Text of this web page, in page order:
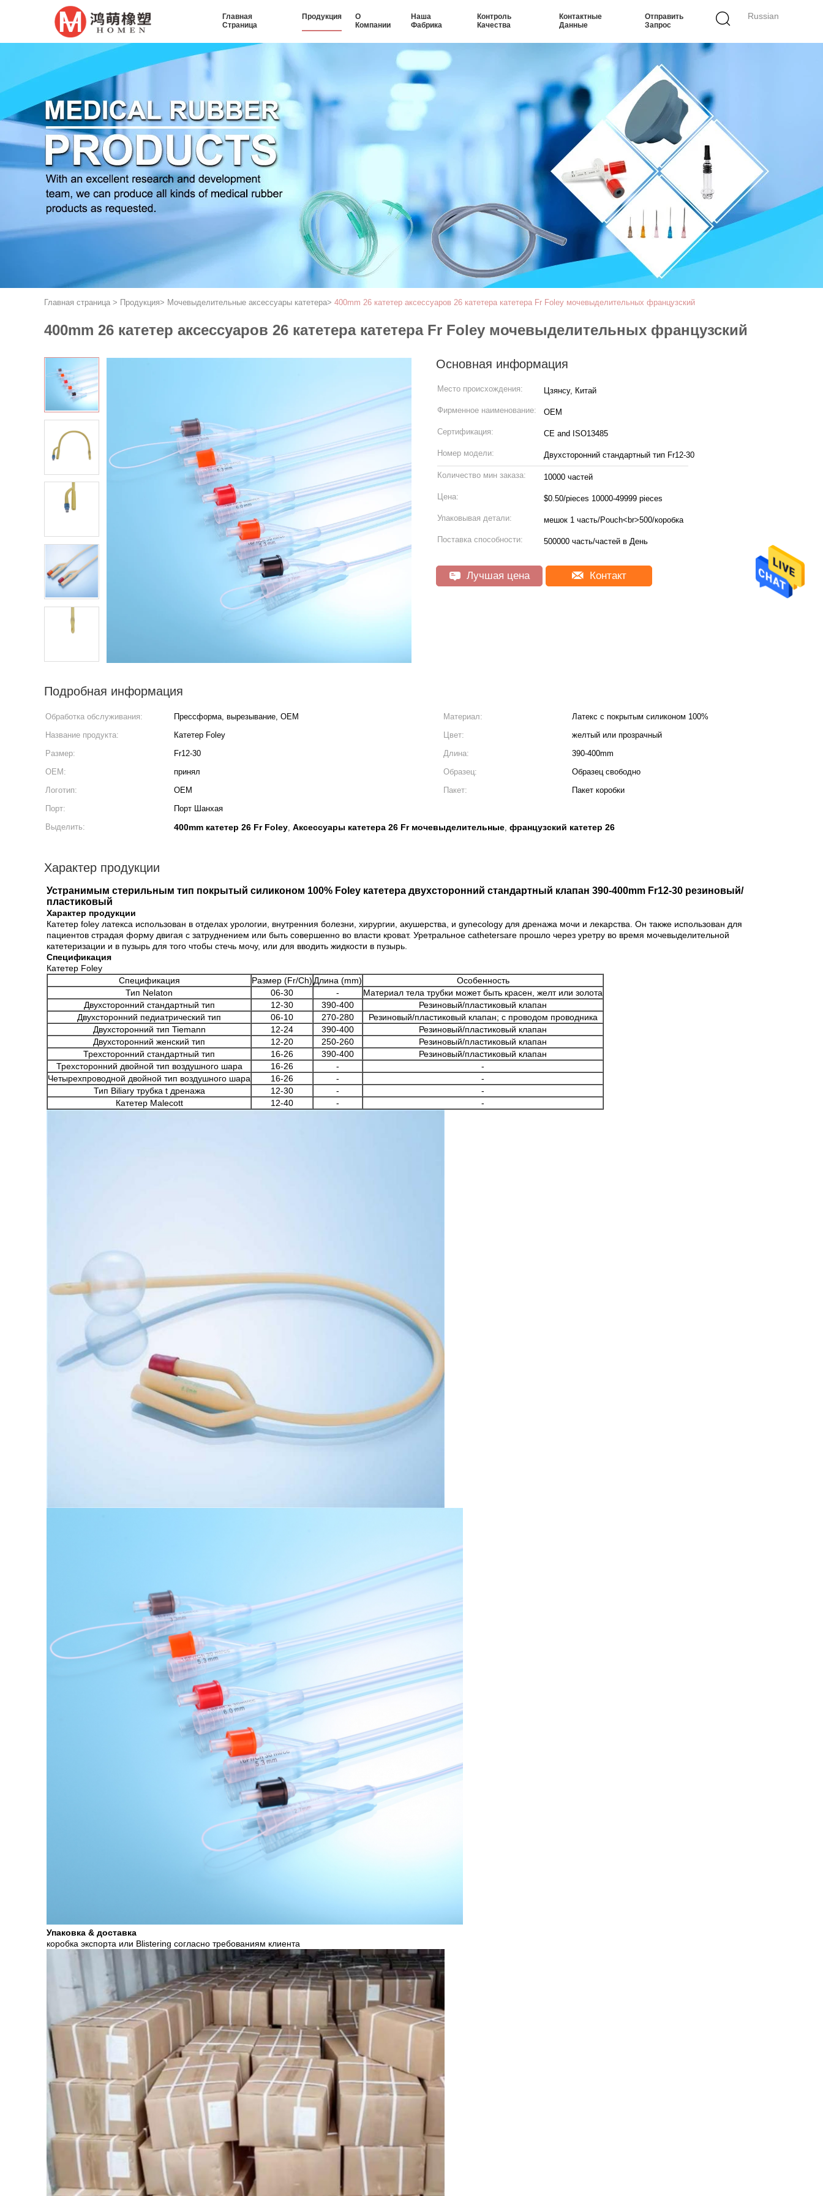
Russian
Главная
Страница
Продукция
О
Компании
Наша
Фабрика
Контроль
Качества
Контактные
Данные
Отправить
Запрос
Главная страница > Продукция> Мочевыделительные аксессуары катетера> 400mm 26 катетер аксессуаров 26 катетера катетера Fr Foley мочевыделительных французский
400mm 26 катетер аксессуаров 26 катетера катетера Fr Foley мочевыделительных французский
Основная информация
Место происхождения: Цзянсу, Китай
Фирменное наименование: OEM
Сертификация: CE and ISO13485
Номер модели: Двухсторонний стандартный тип Fr12-30
Количество мин заказа: 10000 частей
Цена: $0.50/pieces 10000-49999 pieces
Упаковывая детали: мешок 1 часть/Pouch<br>500/коробка
Поставка способности: 500000 часть/частей в День
Лучшая цена Контакт
Подробная информация
Обработка обслуживания: Прессформа, вырезывание, OEM Материал:
Латекс с покрытым силиконом 100%
Название продукта:
Катетер Foley Цвет:
желтый или прозрачный
Размер:
Fr12-30 Длина:
390-400mm
OEM:
принял Образец:
Образец свободно
Логотип:
OEM Пакет:
Пакет коробки
Порт:
Порт Шанхая
Выделить:
400mm катетер 26 Fr Foley, Аксессуары катетера 26 Fr мочевыделительные, французский катетер 26
Характер продукции
Устранимым стерильным тип покрытый силиконом 100% Foley катетера двухсторонний стандартный клапан 390-400mm Fr12-30 резиновый/
пластиковый
Характер продукции
Катетер foley латекса использован в отделах урологии, внутренния болезни, хирургии, акушерства, и gynecology для дренажа мочи и лекарства. Он также использован для
пациентов страдая форму двигая с затруднением или быть совершенно во власти кроват. Уретральное cathetersare прошло через уретру во время мочевыделительной
катетеризации и в пузырь для того чтобы стечь мочу, или для вводить жидкости в пузырь.
Спецификация
Катетер Foley
Спецификация
Размер (Fr/Ch) Длина (mm)
Особенность
Тип Nelaton
06-30 -
Материал тела трубки может быть красен, желт или золота
Двухсторонний стандартный тип
12-30 390-400
Резиновый/пластиковый клапан
Двухсторонний педиатрический тип
06-10 270-280
Резиновый/пластиковый клапан; с проводом проводника
Двухсторонний тип Tiemann
12-24 390-400
Резиновый/пластиковый клапан
Двухсторонний женский тип
12-20 250-260
Резиновый/пластиковый клапан
Трехсторонний стандартный тип
16-26 390-400
Резиновый/пластиковый клапан
Трехсторонний двойной тип воздушного шара
16-26 -
-
Четырехпроводной двойной тип воздушного шара
16-26 -
-
Тип Biliary трубка t дренажа
12-30 -
-
Катетер Malecott
12-40 - -
Упаковка & доставка
коробка экспорта или Blistering согласно требованиям клиента